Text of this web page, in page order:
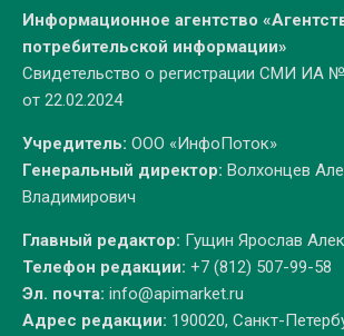
Информационное агентство
потребительской информации»
Свидетельство о регистрации СМИ ИА
от 22.02.2024
Учредитель: ООО «ИнфоПоток»
Генеральный директор: Волхонцев
Владимирович
Главный редактор: Гущин Ярослав
Телефон редакции: +7 (812) 507-99-58
Эл. почта: info@apimarket.ru
Адрес редакции: 190020, Санкт-